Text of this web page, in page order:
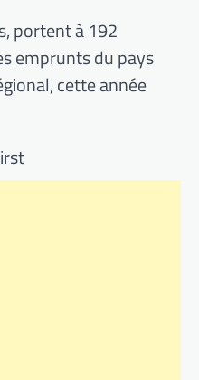
portent à 192
emprunts du pays
cette année